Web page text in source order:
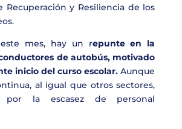
Recuperación y Resiliencia de los
mes, hay un repunte en la
de autobús, motivado
inicio del curso escolar. Aunque
al igual que otros sectores,
por la escasez de personal